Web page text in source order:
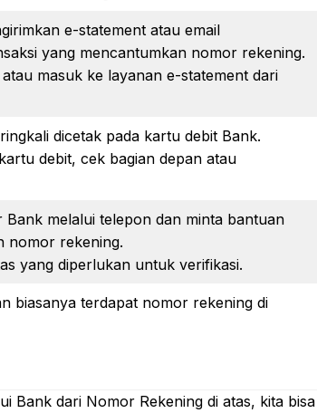
e-statement atau email
yang mencantumkan nomor rekening.
masuk ke layanan e-statement dari
dicetak pada kartu debit Bank.
debit, cek bagian depan atau
melalui telepon dan minta bantuan
nomor rekening.
yang diperlukan untuk verifikasi.
biasanya terdapat nomor rekening di
Bank dari Nomor Rekening di atas, kita bisa